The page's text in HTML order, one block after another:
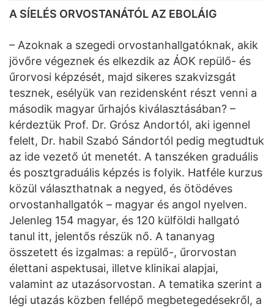
A SÍELÉS ORVOSTANÁTÓL AZ EBOLÁIG
– Azoknak a szegedi orvostanhallgatóknak, akik
jövőre végeznek és elkezdik az ÁOK repülő- és
űrorvosi képzését, majd sikeres szakvizsgát
tesznek, esélyük van rezidensként részt venni a
második magyar űrhajós kiválasztásában? –
kérdeztük Prof. Dr. Grósz Andortól, aki igennel
felelt, Dr. habil Szabó Sándortól pedig megtudtuk
az ide vezető út menetét. A tanszéken graduális
és posztgraduális képzés is folyik. Hatféle kurzus
közül választhatnak a negyed, és ötödéves
orvostanhallgatók – magyar és angol nyelven.
Jelenleg 154 magyar, és 120 külföldi hallgató
tanul itt, jelentős részük nő. A tananyag
összetett és izgalmas: a repülő-, űrorvostan
élettani aspektusai, illetve klinikai alapjai,
valamint az utazásorvostan. A tematika szerint a
légi utazás közben fellépő megbetegedésekről, a